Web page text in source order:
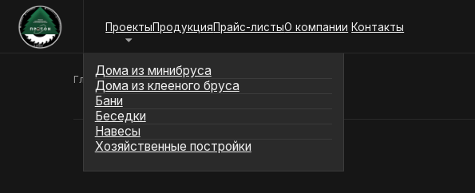
ПроектыПродукцияПрайс-листыО компании Контакты
Дома из минибруса
Дома из клееного бруса
Бани
Беседки
Навесы
Хозяйственные постройки
Главная / Продукция / Блок Хаус